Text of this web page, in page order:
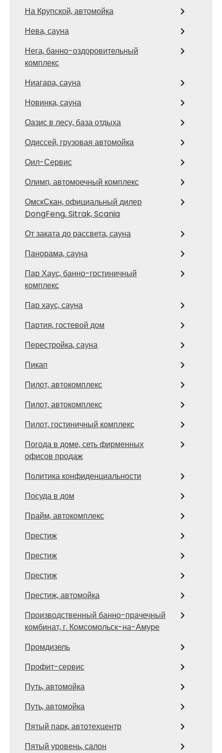
На Крупской, автомойка
Нева, сауна
Нега, банно-оздоровительный
комплекс
Ниагара, сауна
Новинка, сауна
Оазис в лесу, база отдыха
Одиссей, грузовая автомойка
Оил-Сервис
Олимп, автомоечный комплекс
ОмскСкан, официальный дилер
DongFeng, Sitrak, Scania
От заката до рассвета, сауна
Панорама, сауна
Пар Хаус, банно-гостиничный
комплекс
Пар хаус, сауна
Партия, гостевой дом
Перестройка, сауна
Пикап
Пилот, автокомплекс
Пилот, автокомплекс
Пилот, гостиничный комплекс
Погода в доме, сеть фирменных
офисов продаж
Политика конфиденциальности
Посуда в дом
Прайм, автокомплекс
Престиж
Престиж
Престиж
Престиж, автомойка
Производственный банно-прачечный
комбинат, г. Комсомольск-на-Амуре
Промдизель
Профит-сервис
Путь, автомойка
Путь, автомойка
Пятый парк, автотехцентр
Пятый уровень, салон